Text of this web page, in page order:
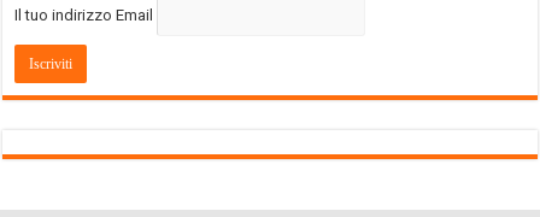
Il tuo indirizzo Email